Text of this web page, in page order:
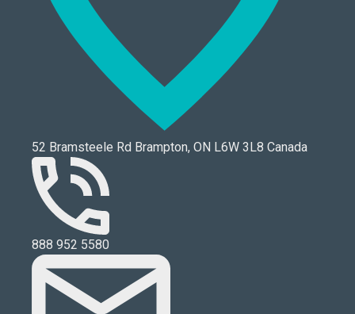
52 Bramsteele Rd Brampton, ON L6W 3L8 Canada
888 952 5580